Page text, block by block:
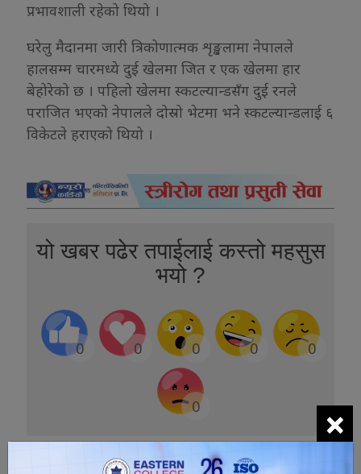
प्रभावशाली रहेको थियो ।
घरेलु मैदानमा जारी त्रिकोणात्मक शृङ्खलामा नेपालले
हालसम्म चारमध्ये दुई खेलमा जित र एक खेलमा हार
बेहोरेको छ । पहिलो खेलमा स्कटल्यान्डसँग दुई रनले
पराजित भएको नेपालले दोस्रो भेटमा भने स्कटल्यान्डलाई ६
विकेटले हराएको थियो ।
यो खबर पढेर तपाईलाई कस्तो महसुस
भयो ?
0 0 0 0 0
0 ×